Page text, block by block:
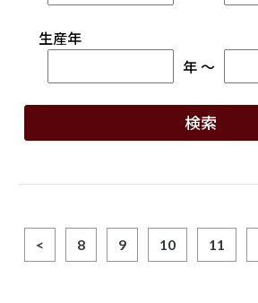
生産年
年 ～
< 8 9 10 11